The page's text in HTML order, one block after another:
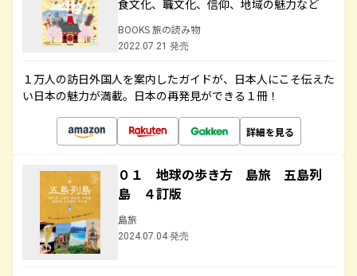
食文化、職文化、信仰、地域の魅力など
BOOKS 旅の読み物
2022.07.21 発売
１万人の訪日外国人を案内したガイドが、日本人にこそ伝えた
い日本の魅力が満載。日本の再発見ができる１冊！
詳細を見る
０１ 地球の歩き方 島旅 五島列
島 ４訂版
島旅
2024.07.04 発売